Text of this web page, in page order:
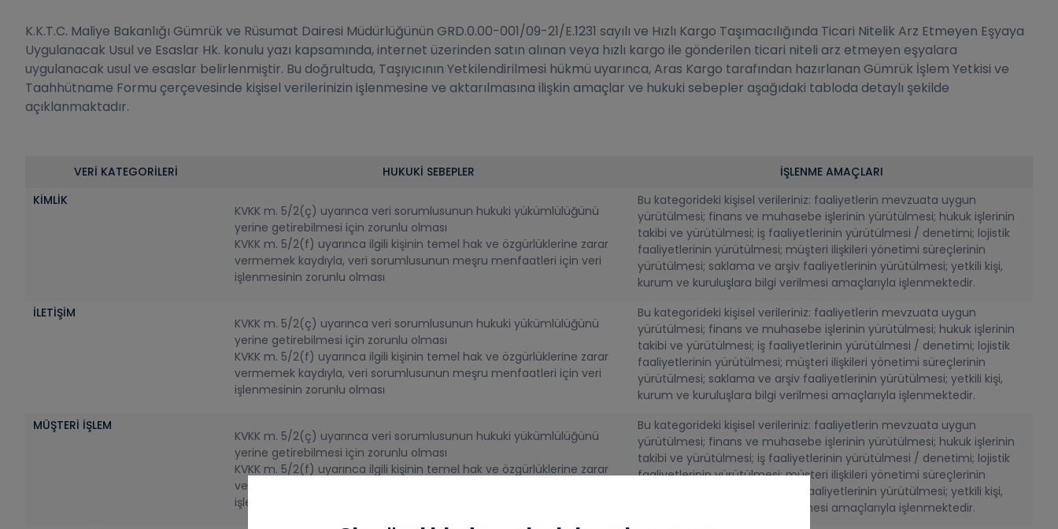
K.K.T.C. Maliye Bakanlığı Gümrük ve Rüsumat Dairesi Müdürlüğünün GRD.0.00-001/09-21/E.1231 sayılı ve Hızlı Kargo Taşımacılığında Ticari Nitelik Arz Etmeyen Eşyaya
Uygulanacak Usul ve Esaslar Hk. konulu yazı kapsamında, internet üzerinden satın alınan veya hızlı kargo ile gönderilen ticari niteli arz etmeyen eşyalara
uygulanacak usul ve esaslar belirlenmiştir. Bu doğrultuda, Taşıyıcının Yetkilendirilmesi hükmü uyarınca, Aras Kargo tarafından hazırlanan Gümrük İşlem Yetkisi ve
Taahhütname Formu çerçevesinde kişisel verilerinizin işlenmesine ve aktarılmasına ilişkin amaçlar ve hukuki sebepler aşağıdaki tabloda detaylı şekilde
açıklanmaktadır.
VERİ KATEGORİLERİ HUKUKİ SEBEPLER
İŞLENME AMAÇLARI
KİMLİK
KVKK m. 5/2(ç) uyarınca veri sorumlusunun hukuki yükümlülüğünü
yerine getirebilmesi için zorunlu olması
KVKK m. 5/2(f) uyarınca ilgili kişinin temel hak ve özgürlüklerine zarar
vermemek kaydıyla, veri sorumlusunun meşru menfaatleri için veri
işlenmesinin zorunlu olması
Bu kategorideki kişisel verileriniz: faaliyetlerin mevzuata uygun
yürütülmesi; finans ve muhasebe işlerinin yürütülmesi; hukuk işlerinin
takibi ve yürütülmesi; iş faaliyetlerinin yürütülmesi / denetimi; lojistik
faaliyetlerinin yürütülmesi; müşteri ilişkileri yönetimi süreçlerinin
yürütülmesi; saklama ve arşiv faaliyetlerinin yürütülmesi; yetkili kişi,
kurum ve kuruluşlara bilgi verilmesi amaçlarıyla işlenmektedir.
İLETİŞİM
KVKK m. 5/2(ç) uyarınca veri sorumlusunun hukuki yükümlülüğünü
yerine getirebilmesi için zorunlu olması
KVKK m. 5/2(f) uyarınca ilgili kişinin temel hak ve özgürlüklerine zarar
vermemek kaydıyla, veri sorumlusunun meşru menfaatleri için veri
işlenmesinin zorunlu olması
Bu kategorideki kişisel verileriniz: faaliyetlerin mevzuata uygun
yürütülmesi; finans ve muhasebe işlerinin yürütülmesi; hukuk işlerinin
takibi ve yürütülmesi; iş faaliyetlerinin yürütülmesi / denetimi; lojistik
faaliyetlerinin yürütülmesi; müşteri ilişkileri yönetimi süreçlerinin
yürütülmesi; saklama ve arşiv faaliyetlerinin yürütülmesi; yetkili kişi,
kurum ve kuruluşlara bilgi verilmesi amaçlarıyla işlenmektedir.
MÜŞTERİ İŞLEM
KVKK m. 5/2(ç) uyarınca veri sorumlusunun hukuki yükümlülüğünü
yerine getirebilmesi için zorunlu olması
KVKK m. 5/2(f) uyarınca ilgili kişinin temel hak ve özgürlüklerine zarar
vermemek kaydıyla, veri sorumlusunun meşru menfaatleri için veri
işlenmesinin zorunlu olması
Bu kategorideki kişisel verileriniz: faaliyetlerin mevzuata uygun
yürütülmesi; finans ve muhasebe işlerinin yürütülmesi; hukuk işlerinin
takibi ve yürütülmesi; iş faaliyetlerinin yürütülmesi / denetimi; lojistik
faaliyetlerinin yürütülmesi; müşteri ilişkileri yönetimi süreçlerinin
yürütülmesi; saklama ve arşiv faaliyetlerinin yürütülmesi; yetkili kişi,
kurum ve kuruluşlara bilgi verilmesi amaçlarıyla işlenmektedir.